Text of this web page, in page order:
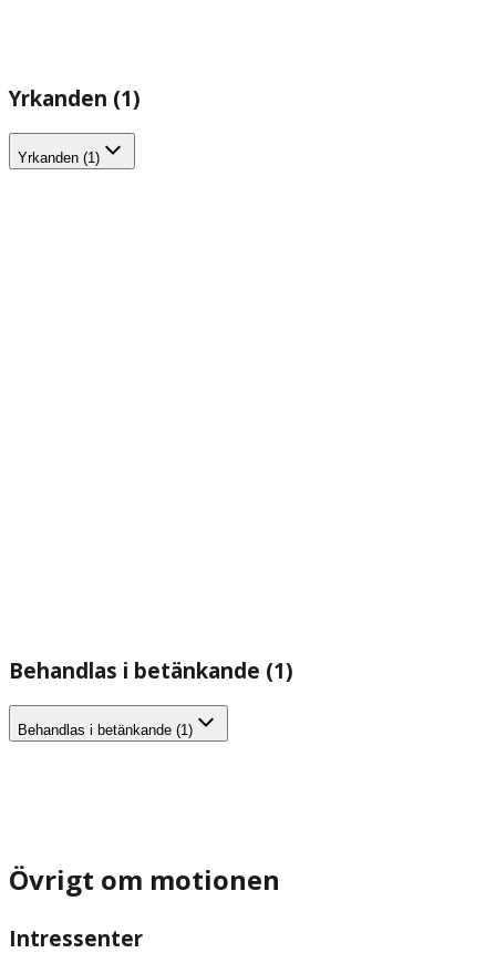
Yrkanden (1)
Yrkanden (1)
Behandlas i betänkande (1)
Behandlas i betänkande (1)
Övrigt om motionen
Intressenter